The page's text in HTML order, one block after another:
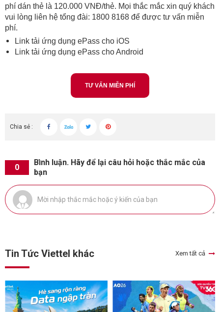
phí dán thẻ là 120.000 VNĐ/thẻ. Mọi thắc mắc xin quý khách
vui lòng liên hệ tổng đài: 1800 8168 để được tư vấn miễn
phí.
Link tải ứng dụng ePass cho iOS
Link tải ứng dụng ePass cho Android
TƯ VẤN MIỄN PHÍ
Chia sẻ :
0
Bình luận. Hãy để lại câu hỏi hoặc thắc mắc của
bạn
Tin Tức Viettel khác Xem tất cả